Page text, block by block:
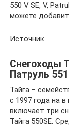
550 V SE, V,
можете
Источник
Снегоходы
Патруль
Тайга –
с 1997 года на
включает три
Тайга 550SE.